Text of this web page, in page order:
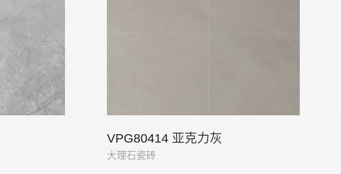
VPG80414 亚克力灰
大理石瓷砖